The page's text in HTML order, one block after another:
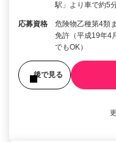
駅」より車で約5分
応募資格
危険物乙種第4類
免許（平成19年4
でもOK）
後で見る